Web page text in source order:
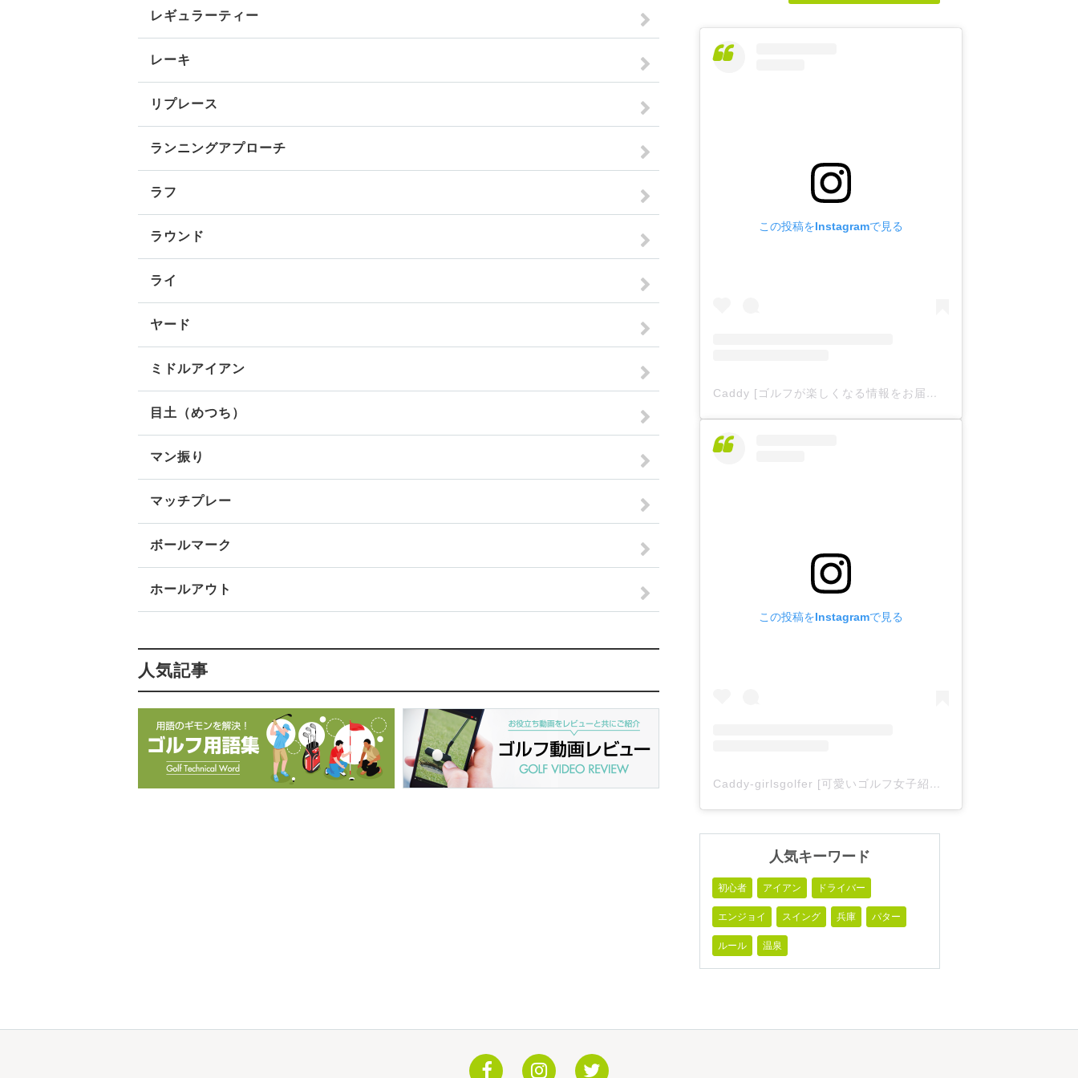
レギュラーティー
レーキ
リプレース
ランニングアプローチ
ラフ
ラウンド
ライ
ヤード
ミドルアイアン
目土（めつち）
マン振り
マッチプレー
ボールマーク
ホールアウト
人気記事
この投稿をInstagramで見る
Caddy [ゴルフが楽しくなる情報をお届け
この投稿をInstagramで見る
Caddy-girlsgolfer [可愛いゴルフ女子紹介](@caddy_girlsgolfer)がシェアした投稿
人気キーワード
初心者 アイアン ドライバー
エンジョイ スイング 兵庫 パター
ルール 温泉